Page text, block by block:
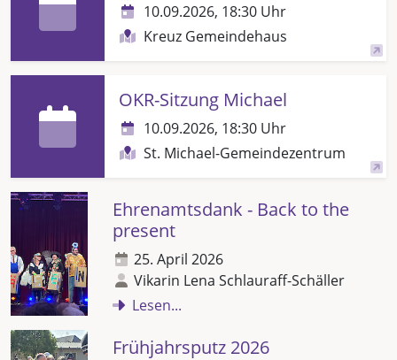
10.09.2026, 18:30 Uhr
Kreuz Gemeindehaus
OKR-Sitzung Michael
10.09.2026, 18:30 Uhr
St. Michael-Gemeindezentrum
Ehrenamtsdank - Back to the
present
25. April 2026
Vikarin Lena Schlauraff-Schäller
Lesen...
Frühjahrsputz 2026